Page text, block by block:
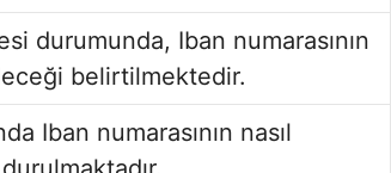
durumunda, Iban numarasının
belirtilmektedir.
Iban numarasının nasıl